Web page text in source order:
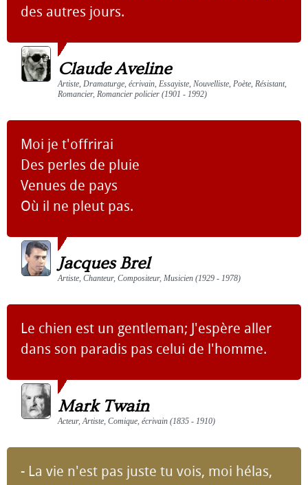
des autres jours.
Claude Aveline
Artiste, Dramaturge, écrivain, Essayiste, Nouvelliste, Poète, Résistant,
Romancier, Romancier policier (1901 - 1992)
Moi je t'offrirai
Des perles de pluie
Venues de pays
Où il ne pleut pas.
Jacques Brel
Artiste, Chanteur, Compositeur, Musicien (1929 - 1978)
Le chien est un gentleman; J'espère aller
dans son paradis pas celui de l'homme.
Mark Twain
Acteur, Artiste, Comique, écrivain (1835 - 1910)
- La vie n'est pas juste tu vois, moi hélas,